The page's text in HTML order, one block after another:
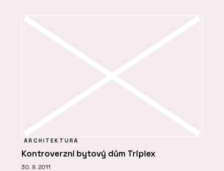
ARCHITEKTURA
Kontroverzní bytový dům Triplex
30. 9. 2011